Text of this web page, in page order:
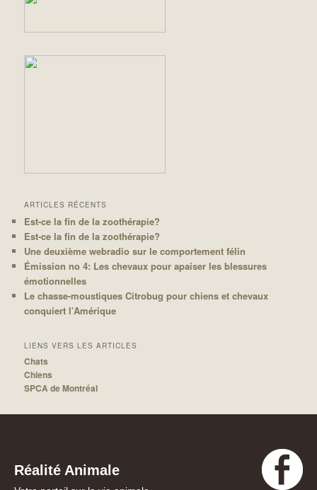
ARTICLES RÉCENTS
Est-ce la fin de la zoothérapie?
Est-ce la fin de la zoothérapie?
Une deuxième webradio sur le comportement félin
Émission no 4: Les chevaux pour apaiser les blessures
émotionnelles
Le chasse-moustiques Citrobug pour chiens et chevaux
conquiert l’Amérique
LIENS VERS LES ARTICLES
Chats
Chiens
SPCA de Montréal
Réalité Animale